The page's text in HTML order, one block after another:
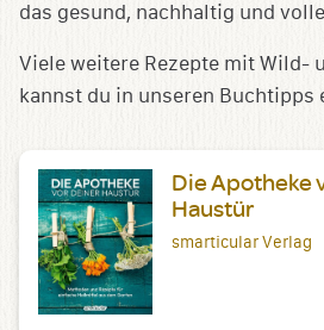
das gesund, nachhaltig und
Viele weitere Rezepte mit Wild-
kannst du in unseren Buchtipps
Die Apotheke
Haustür
smarticular Verlag